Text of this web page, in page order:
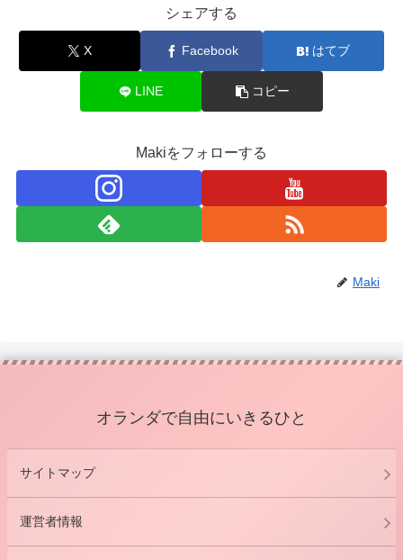
シェアする
X Facebook はてブ
LINE コピー
Makiをフォローする
Maki
オランダで自由にいきるひと
サイトマップ
運営者情報